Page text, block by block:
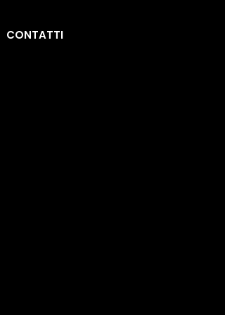
CONTATTI